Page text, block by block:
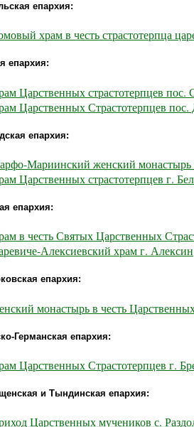
епархия:
храм в честь страстотерпца
епархия:
Царственных страстотерпцев пос.
Царственных Страстотерпцев пос.
епархия:
Мариинский женский монастырь
Царственных страстотерпцев г.
епархия:
в честь Святых Царственных
Алексиевский храм г. Алексин
епархия:
монастырь в честь
Германская епархия:
Царственных Страстотерпцев г.
и Тындинская епархия:
Царственных мучеников с.